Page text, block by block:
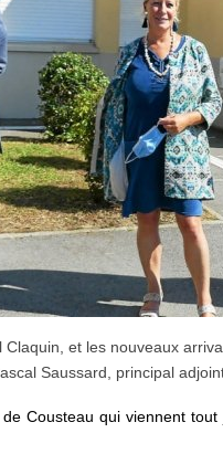
Claquin, et les nouveaux
Saussard, principal
Cousteau qui viennent